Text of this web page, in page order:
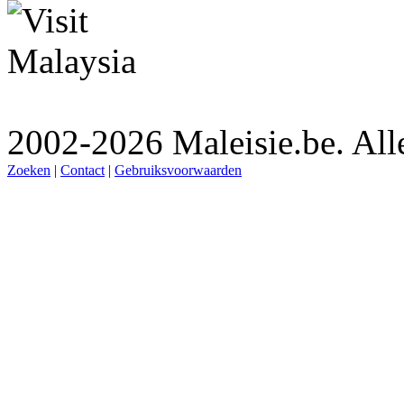
2002-2026 Maleisie.be.
Zoeken | Contact | Gebruiksvoorwaarden